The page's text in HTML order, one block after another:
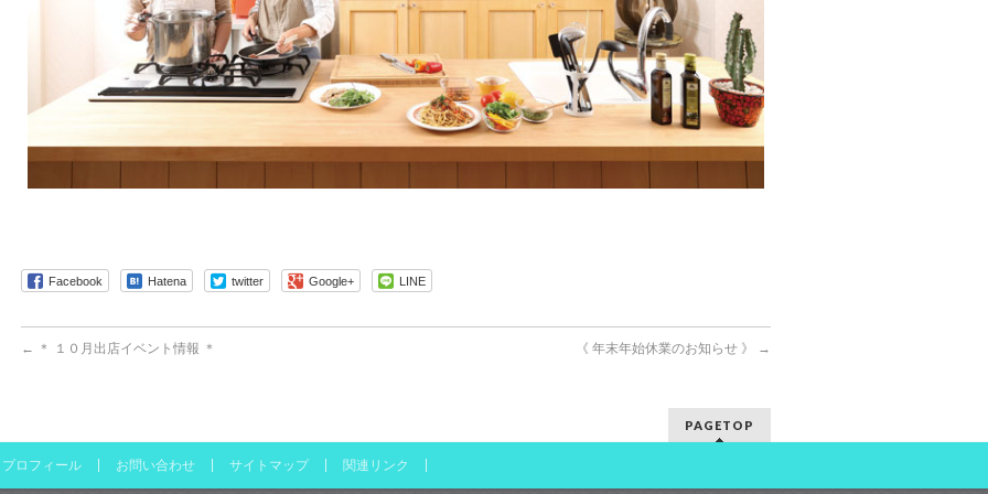
Facebook Hatena twitter Google+ LINE
← ＊ １０月出店イベント情報 ＊ 《 年末年始休業のお知らせ 》 →
PAGETOP
プロフィール お問い合わせ サイトマップ 関連リンク